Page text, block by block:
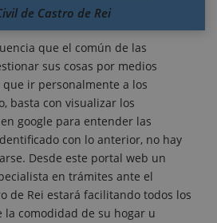
de Castro de Rei
que el común de las
sus cosas por medios
ir personalmente a los
basta con visualizar los
google para entender las
con lo anterior, no hay
Desde este portal web un
en trámites ante el
de Rei estará facilitando todos los
la comodidad de su hogar u